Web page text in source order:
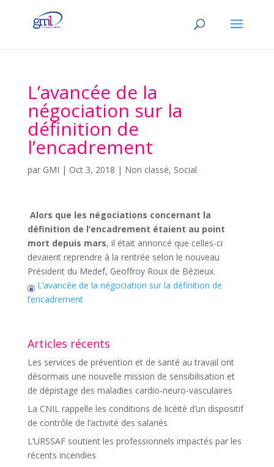
L’avancée de la
négociation sur la
définition de
l’encadrement
par GMI | Oct 3, 2018 | Non classé, Social
Alors que les négociations concernant la
définition de l’encadrement étaient au point
mort depuis mars, il était annoncé que celles-ci
devaient reprendre à la rentrée selon le nouveau
Président du Medef, Geoffroy Roux de Bézieux.
L’avancée de la négociation sur la définition de
l’encadrement
Articles récents
Les services de prévention et de santé au travail ont
désormais une nouvelle mission de sensibilisation et
de dépistage des maladies cardio-neuro-vasculaires
La CNIL rappelle les conditions de licéité d’un dispositif
de contrôle de l’activité des salariés
L’URSSAF soutient les professionnels impactés par les
récents incendies